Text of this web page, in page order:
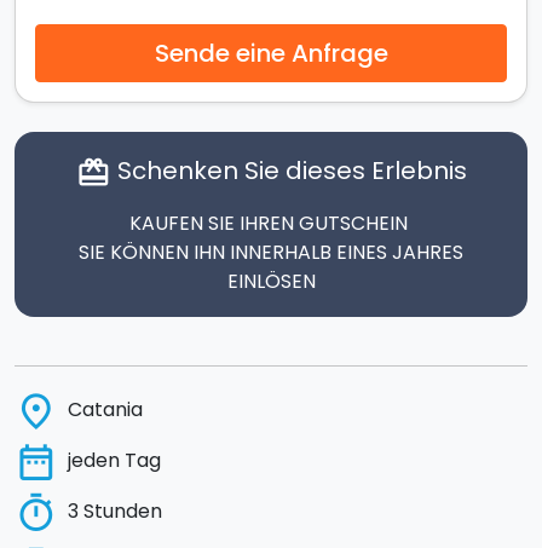
Sende eine Anfrage
card_giftcard Schenken Sie dieses Erlebnis
KAUFEN SIE IHREN GUTSCHEIN
SIE KÖNNEN IHN INNERHALB EINES JAHRES
EINLÖSEN
place Catania
date_range jeden Tag
timer 3 Stunden